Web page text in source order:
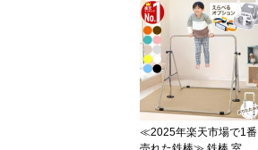
≪2025年楽天市場で1番